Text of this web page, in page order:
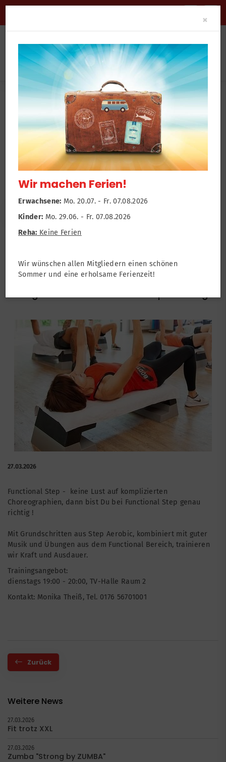
News Newsroom Functional Step
Functional Step
... ein gelenkschonendes Ganzkörpertraining
27.03.2026
Functional Step - keine Lust auf komplizierten
Choreographien, dann bist Du bei Functional Step genau
richtig !
Mit Grundschritten aus Step Aerobic, kombiniert mit guter
Musik und Übungen aus dem Functional Bereich, trainieren
wir Kraft und Ausdauer.
Trainingsangebot:
dienstags 19:00 - 20:00, TV-Halle Raum 2
Kontakt: Monika Theiß, Tel. 0176 56701001
Zurück
Weitere News
27.03.2026
Fit trotz XXL
27.03.2026
Zumba "Strong by ZUMBA"
×
Wir machen Ferien!
Erwachsene: Mo. 20.07. - Fr. 07.08.2026
Kinder: Mo. 29.06. - Fr. 07.08.2026
Reha: Keine Ferien
Wir wünschen allen Mitgliedern einen schönen
Sommer und eine erholsame Ferienzeit!